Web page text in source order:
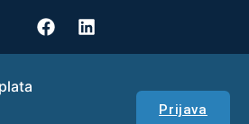
Prijava